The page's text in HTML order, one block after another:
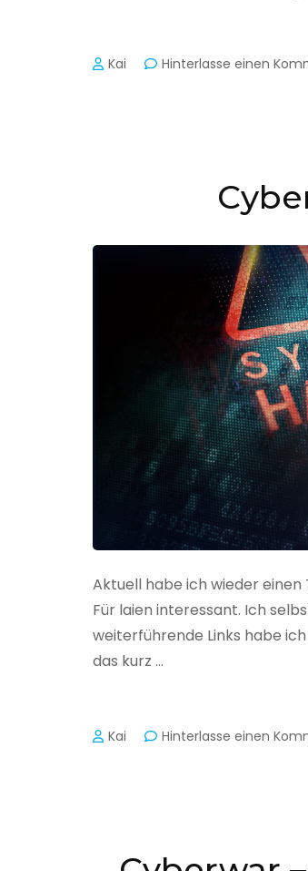
Kai Hinterlasse einen
Aktuell habe ich wieder einen
Für laien interessant. Ich
weiterführende Links habe
das kurz …
Kai Hinterlasse einen